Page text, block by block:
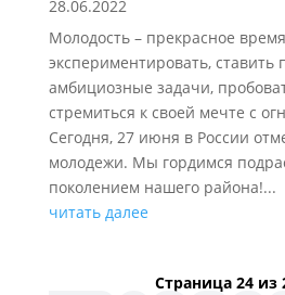
28.06.2022
Молодость – прекрасное
экспериментировать, ставить
амбициозные задачи,
стремиться к своей мечте с
Сегодня, 27 июня в России
молодежи. Мы гордимся
поколением нашего района!...
читать далее
Страница 24 из